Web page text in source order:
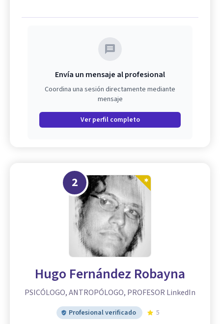
Envía un mensaje al profesional
Coordina una sesión directamente mediante
mensaje
Ver perfil completo
2
Hugo Fernández Robayna
PSICÓLOGO, ANTROPÓLOGO, PROFESOR LinkedIn
Profesional verificado 5